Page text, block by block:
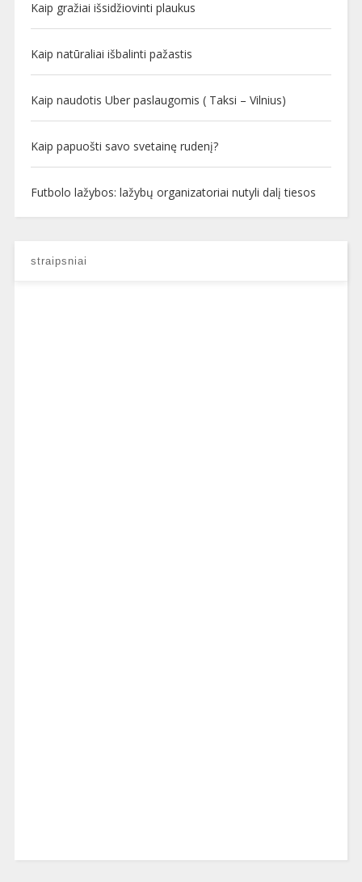
Kaip gražiai išsidžiovinti plaukus
Kaip natūraliai išbalinti pažastis
Kaip naudotis Uber paslaugomis ( Taksi – Vilnius)
Kaip papuošti savo svetainę rudenį?
Futbolo lažybos: lažybų organizatoriai nutyli dalį tiesos
straipsniai